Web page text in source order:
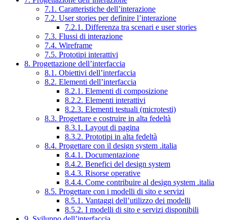
7.1. Caratteristiche dell’interazione
7.2. User stories per definire l’interazione
7.2.1. Differenza tra scenari e user stories
7.3. Flussi di interazione
7.4. Wireframe
7.5. Prototipi interattivi
8. Progettazione dell’interfaccia
8.1. Obiettivi dell’interfaccia
8.2. Elementi dell’interfaccia
8.2.1. Elementi di composizione
8.2.2. Elementi interattivi
8.2.3. Elementi testuali (microtesti)
8.3. Progettare e costruire in alta fedeltà
8.3.1. Layout di pagina
8.3.2. Prototipi in alta fedeltà
8.4. Progettare con il design system .italia
8.4.1. Documentazione
8.4.2. Benefici del design system
8.4.3. Risorse operative
8.4.4. Come contribuire al design system .italia
8.5. Progettare con i modelli di sito e servizi
8.5.1. Vantaggi dell’utilizzo dei modelli
8.5.2. I modelli di sito e servizi disponibili